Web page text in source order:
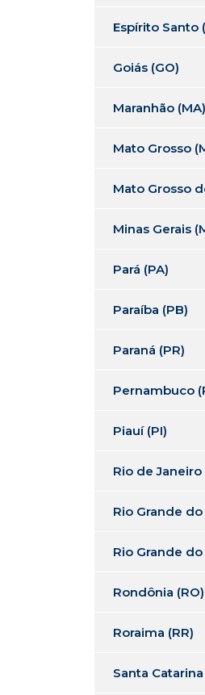
Espírito Santo
Goiás (GO)
Maranhão (MA)
Mato Grosso
Mato Grosso
Minas Gerais
Pará (PA)
Paraíba (PB)
Paraná (PR)
Pernambuco
Piauí (PI)
Rio de Janeiro
Rio Grande do
Rio Grande do
Rondônia (RO)
Roraima (RR)
Santa Catarina